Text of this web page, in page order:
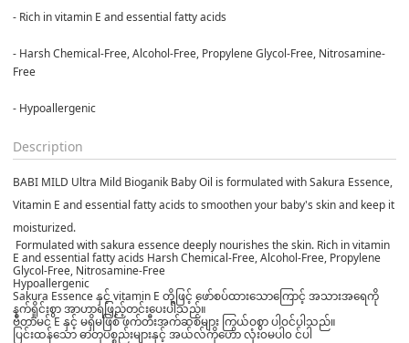
- Rich in vitamin E and essential fatty acids
- Harsh Chemical-Free, Alcohol-Free, Propylene Glycol-Free, Nitrosamine-
Free
- Hypoallergenic
Description
BABI MILD Ultra Mild Bioganik Baby Oil is formulated with Sakura Essence,
Vitamin E and essential fatty acids to smoothen your baby's skin and keep it
moisturized.
Formulated with sakura essence deeply nourishes the skin. Rich in vitamin
E and essential fatty acids Harsh Chemical-Free, Alcohol-Free, Propylene
Glycol-Free, Nitrosamine-Free
Hypoallergenic
Sakura Essence နှင့် vitamin E တို့ဖြင့် ဖော်စပ်ထားသောကြောင့် အသားအရေကို
နက်ရှိုင်းစွာ အာဟာရဖြည့်တင်းပေးပါသည်။
ဗီတာမင် E နှင့် မရှိမဖြစ် ဖက်တီးအက်ဆစ်များ ကြွယ်ဝစွာ ပါဝင်ပါသည်။
ပြင်းထန်သော ဓာတုပစ္စည်းများနှင့် အယ်လ်ကိုဟော လုံး၀မပါ၀ င်ပါ